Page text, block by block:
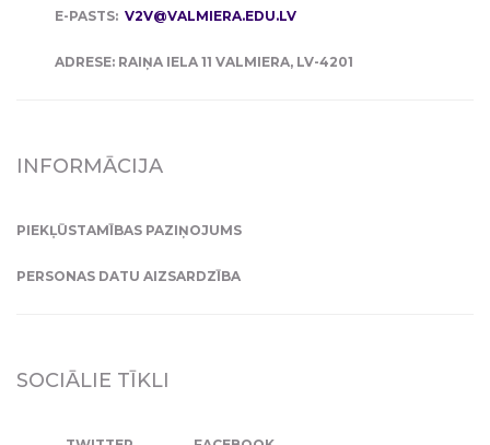
E-PASTS: V2V@VALMIERA.EDU.LV
ADRESE: RAIŅA IELA 11 VALMIERA, LV-4201
INFORMĀCIJA
PIEKĻŪSTAMĪBAS PAZIŅOJUMS
PERSONAS DATU AIZSARDZĪBA
SOCIĀLIE TĪKLI